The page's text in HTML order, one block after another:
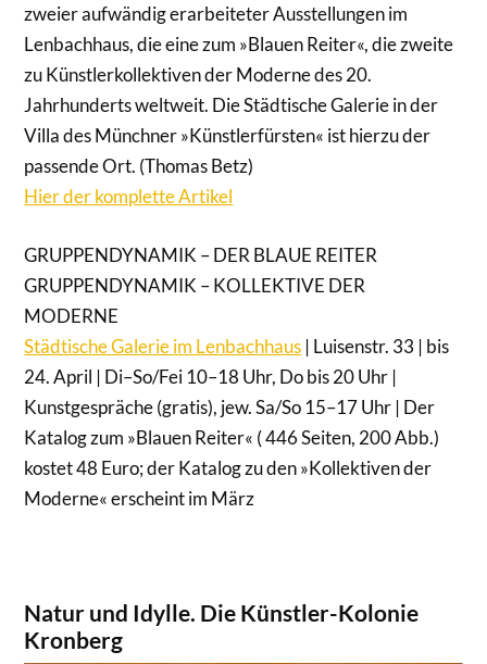
zweier aufwändig erarbeiteter Ausstellungen im
Lenbachhaus, die eine zum »Blauen Reiter«, die zweite
zu Künstlerkollektiven der Moderne des 20.
Jahrhunderts weltweit. Die Städtische Galerie in der
Villa des Münchner »Künstlerfürsten« ist hierzu der
passende Ort. (Thomas Betz)
Hier der komplette Artikel
GRUPPENDYNAMIK – DER BLAUE REITER
GRUPPENDYNAMIK – KOLLEKTIVE DER
MODERNE
Städtische Galerie im Lenbachhaus | Luisenstr. 33 | bis
24. April | Di–So/Fei 10–18 Uhr, Do bis 20 Uhr |
Kunstgespräche (gratis), jew. Sa/So 15–17 Uhr | Der
Katalog zum »Blauen Reiter« ( 446 Seiten, 200 Abb.)
kostet 48 Euro; der Katalog zu den »Kollektiven der
Moderne« erscheint im März
Natur und Idylle. Die Künstler-Kolonie
Kronberg